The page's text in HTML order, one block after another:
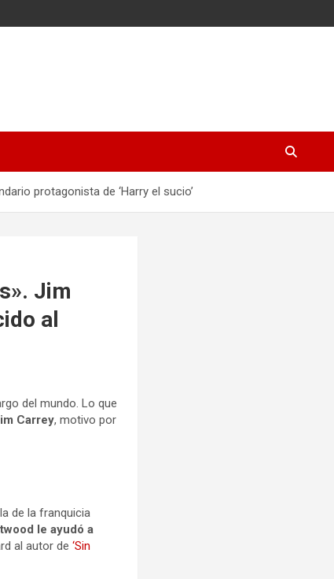
protagonista de ‘Harry el sucio’
Jim
al
del mundo. Lo que
Carrey, motivo por
de la franquicia
le ayudó a
al autor de‘Sin